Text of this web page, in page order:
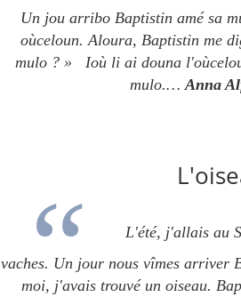
Un jou arribo Baptistin amé sa
oùceloun. Aloura, Baptistin me
mulo ? »
Ioù li ai douna
mulo.… Anna
L'été, j'allais au
vaches. Un jour nous vîmes arriver
moi, j'avais trouvé un oiseau.